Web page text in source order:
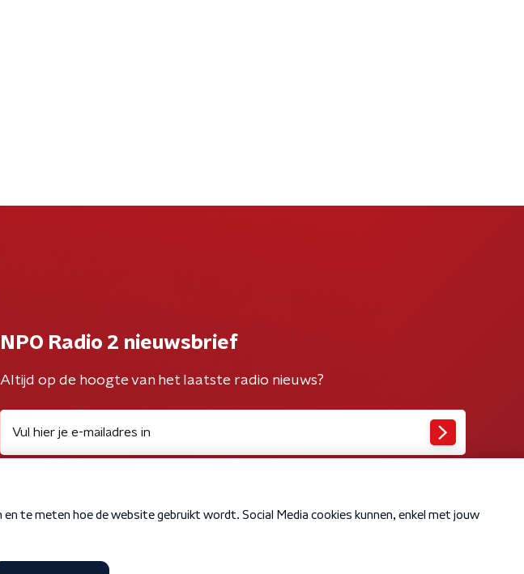
NPO Radio 2 nieuwsbrief
Altijd op de hoogte van het laatste radio nieuws?